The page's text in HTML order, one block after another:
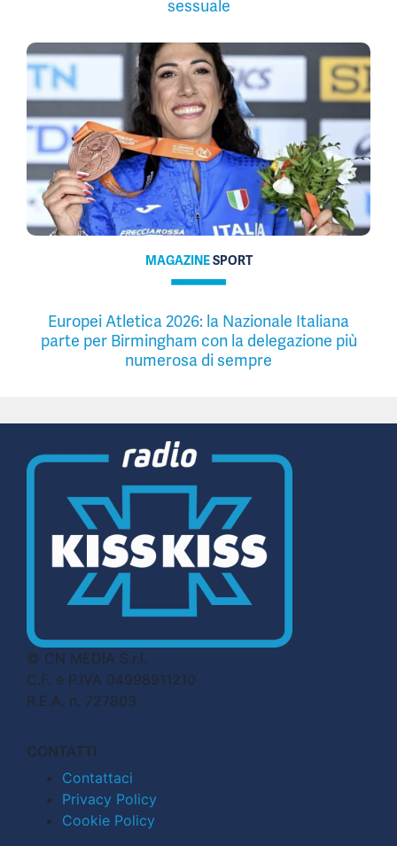
sessuale
MAGAZINESPORT
Europei Atletica 2026: la Nazionale Italiana
parte per Birmingham con la delegazione più
numerosa di sempre
© CN MEDIA S.r.l.
C.F. e P.IVA 04998911210
R.E.A. n. 727803
CONTATTI
Contattaci
Privacy Policy
Cookie Policy